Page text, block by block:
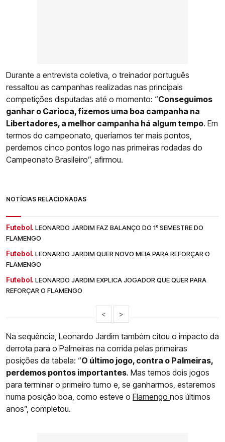
Durante a entrevista coletiva, o treinador português
ressaltou as campanhas realizadas nas principais
competições disputadas até o momento: “Conseguimos
ganhar o Carioca, fizemos uma boa campanha na
Libertadores, a melhor campanha há algum tempo. Em
termos do campeonato, queríamos ter mais pontos,
perdemos cinco pontos logo nas primeiras rodadas do
Campeonato Brasileiro”, afirmou.
NOTÍCIAS RELACIONADAS
Futebol. LEONARDO JARDIM FAZ BALANÇO DO 1º SEMESTRE DO
FLAMENGO
Futebol. LEONARDO JARDIM QUER NOVO MEIA PARA REFORÇAR O
FLAMENGO
Futebol. LEONARDO JARDIM EXPLICA JOGADOR QUE QUER PARA
REFORÇAR O FLAMENGO
< >
Na sequência, Leonardo Jardim também citou o impacto da
derrota para o Palmeiras na corrida pelas primeiras
posições da tabela: “O último jogo, contra o Palmeiras,
perdemos pontos importantes. Mas temos dois jogos
para terminar o primeiro turno e, se ganharmos, estaremos
numa posição boa, como esteve o Flamengo nos últimos
anos”, completou.